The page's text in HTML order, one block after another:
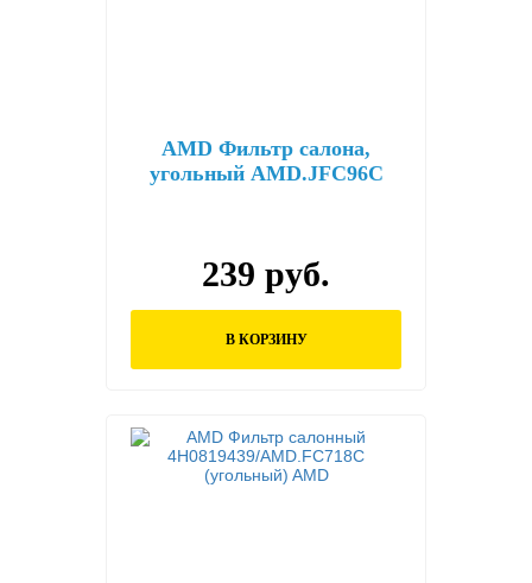
AMD Фильтр салона,
угольный AMD.JFC96C
239 руб.
В КОРЗИНУ